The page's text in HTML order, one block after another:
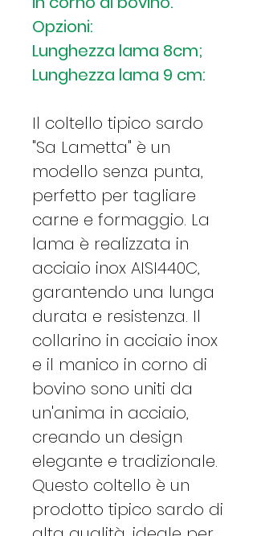
Opzioni:
Lunghezza lama 8cm;
Lunghezza lama 9 cm:
Il coltello tipico sardo
"Sa Lametta" è un
modello senza punta,
perfetto per tagliare
carne e formaggio. La
lama è realizzata in
acciaio inox AISI440C,
garantendo una lunga
durata e resistenza. Il
collarino in acciaio inox
e il manico in corno di
bovino sono uniti da
un'anima in acciaio,
creando un design
elegante e tradizionale.
Questo coltello è un
prodotto tipico sardo di